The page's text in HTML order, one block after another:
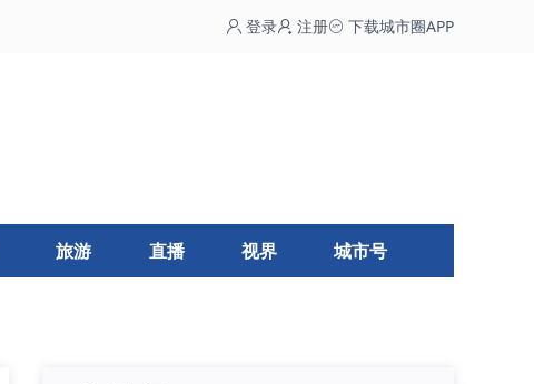
登录 注册 下载城市圈APP
旅游 直播 视界 城市号